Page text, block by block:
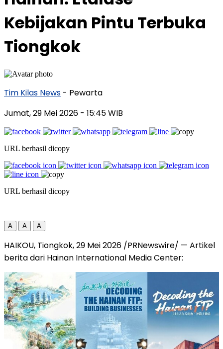
Kebijakan Pintu Terbuka
Tiongkok
Tim Kilas News - Pewarta
Jumat, 29 Mei 2026 - 15:45 WIB
URL berhasil dicopy
URL berhasil dicopy
A A A
HAIKOU, Tiongkok, 29 Mei 2026 /PRNewswire/ — Artikel
berita dari Hainan International Media Center: